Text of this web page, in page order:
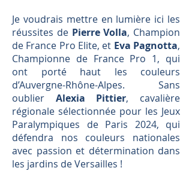
Je voudrais mettre en lumière ici les
réussites de Pierre Volla, Champion
de France Pro Elite, et Eva Pagnotta,
Championne de France Pro 1, qui
ont porté haut les couleurs
d’Auvergne-Rhône-Alpes. Sans
oublier Alexia Pittier, cavalière
régionale sélectionnée pour les Jeux
Paralympiques de Paris 2024, qui
défendra nos couleurs nationales
avec passion et détermination dans
les jardins de Versailles !